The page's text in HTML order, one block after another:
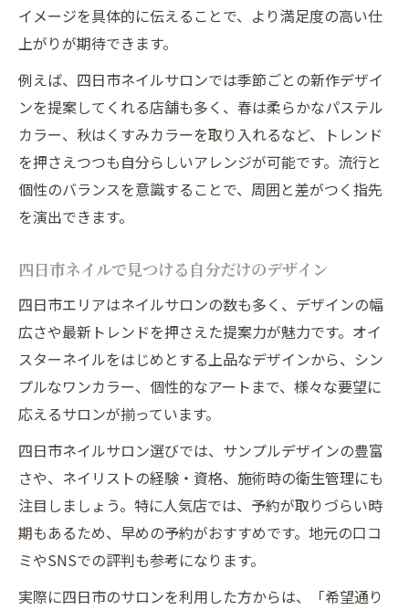
イメージを具体的に伝えることで、より満足度の高い仕
上がりが期待できます。
例えば、四日市ネイルサロンでは季節ごとの新作デザイ
ンを提案してくれる店舗も多く、春は柔らかなパステル
カラー、秋はくすみカラーを取り入れるなど、トレンド
を押さえつつも自分らしいアレンジが可能です。流行と
個性のバランスを意識することで、周囲と差がつく指先
を演出できます。
四日市ネイルで見つける自分だけのデザイン
四日市エリアはネイルサロンの数も多く、デザインの幅
広さや最新トレンドを押さえた提案力が魅力です。オイ
スターネイルをはじめとする上品なデザインから、シン
プルなワンカラー、個性的なアートまで、様々な要望に
応えるサロンが揃っています。
四日市ネイルサロン選びでは、サンプルデザインの豊富
さや、ネイリストの経験・資格、施術時の衛生管理にも
注目しましょう。特に人気店では、予約が取りづらい時
期もあるため、早めの予約がおすすめです。地元の口コ
ミやSNSでの評判も参考になります。
実際に四日市のサロンを利用した方からは、「希望通り